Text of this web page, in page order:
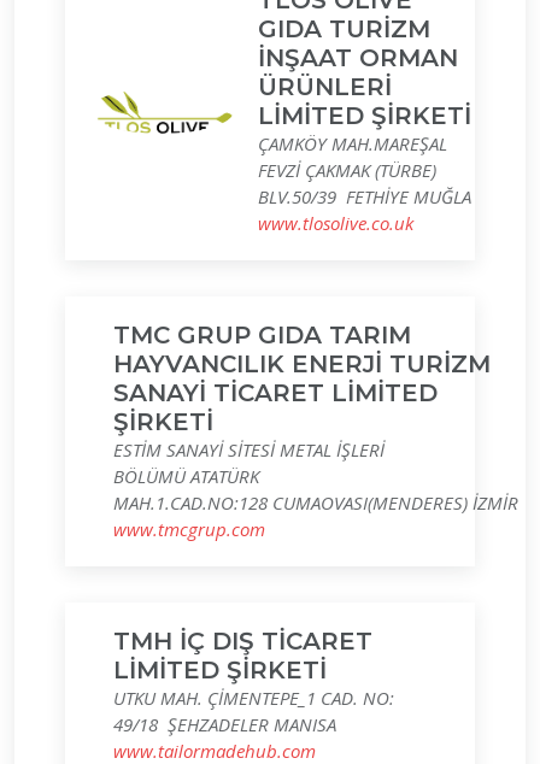
GIDA TURİZM
İNŞAAT ORMAN
ÜRÜNLERİ
LİMİTED ŞİRKETİ
ÇAMKÖY MAH.MAREŞAL
FEVZİ ÇAKMAK (TÜRBE)
BLV.50/39 FETHİYE MUĞLA
www.tlosolive.co.uk
TMC GRUP GIDA TARIM
HAYVANCILIK ENERJİ TURİZM
SANAYİ TİCARET LİMİTED
ŞİRKETİ
ESTİM SANAYİ SİTESİ METAL İŞLERİ
BÖLÜMÜ ATATÜRK
MAH.1.CAD.NO:128 CUMAOVASI(MENDERES) İZMİR
www.tmcgrup.com
TMH İÇ DIŞ TİCARET
LİMİTED ŞİRKETİ
UTKU MAH. ÇİMENTEPE_1 CAD. NO:
49/18 ŞEHZADELER MANISA
www.tailormadehub.com